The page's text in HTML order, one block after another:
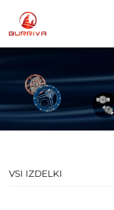
VSI IZDELKI